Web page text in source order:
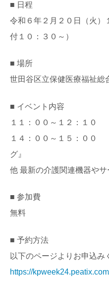
■ 日程
令和６年２月２０日（火）
付１０：３０～）
■ 場所
世田谷区立保健医療福祉総
■ イベント内容
１１：００～１２：１０
１４：００～１５：００
グ』
他 最新の介護関連機器や
■ 参加費
無料
■ 予約方法
以下のページよりお申込み
https://